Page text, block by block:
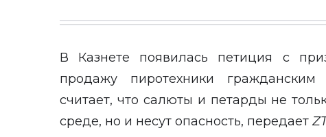
В Казнете появилась петиция с
продажу пиротехники
считает, что салюты и петарды не
среде, но и несут опасность, передает